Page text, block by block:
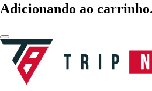
Adicionando ao